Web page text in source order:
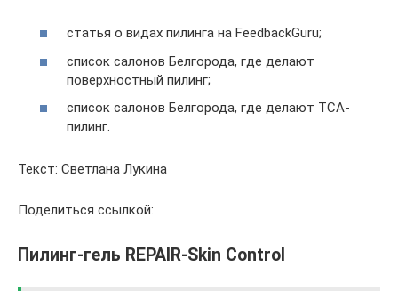
статья о видах пилинга на FeedbackGuru;
список салонов Белгорода, где делают
поверхностный пилинг;
список салонов Белгорода, где делают TCA-
пилинг.
Текст: Светлана Лукина
Поделиться ссылкой:
Пилинг-гель REPAIR-Skin Control